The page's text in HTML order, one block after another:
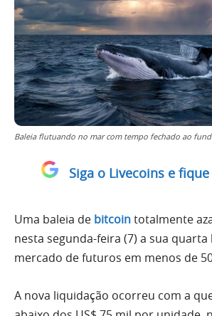
Baleia flutuando no mar com tempo fechado ao
Siga o Livecoins e
Uma baleia de bitcointotalmente
nesta segunda-feira (7) a sua
mercado de futuros em menos de
A nova liquidação ocorreu com a